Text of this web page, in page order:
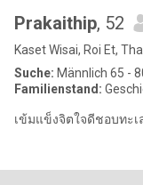
Prakaithip, 52
Kaset Wisai, Roi Et,
Suche: Männlich 65 -
Familienstand:
เข้มแข็งจิตใจดีชอบทะ